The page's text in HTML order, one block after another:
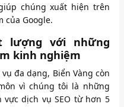
chúng xuất hiện trên
của Google.
lượng với những
kinh nghiệm
đa dạng, Biển Vàng còn
vì chúng tôi là những
dịch vụ SEO từ hơn 5